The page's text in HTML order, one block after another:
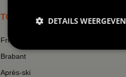
TOP THEMA'S
Frikandel
Brabant
Après-ski
DETAILS WEERGEVEN